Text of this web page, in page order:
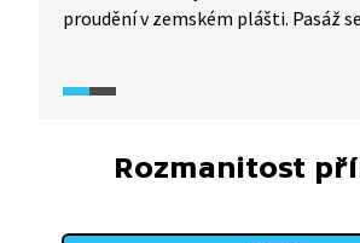
proudění v zemském plášti. Pasáž
Rozmanitost